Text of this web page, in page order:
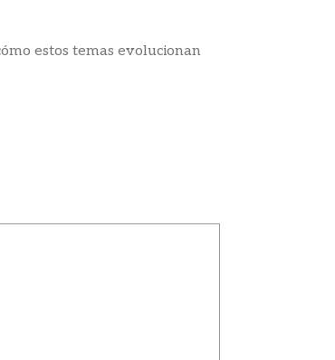
estos temas evolucionan